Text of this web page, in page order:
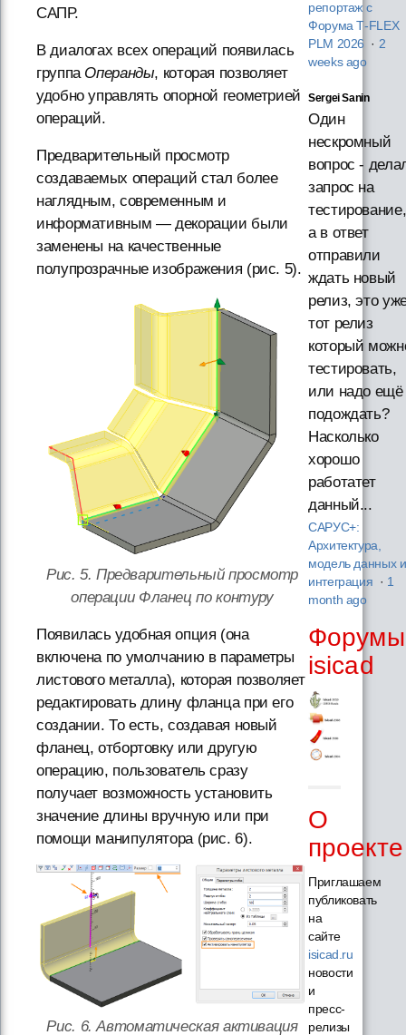
САПР.
В диалогах всех операций появилась
группа Операнды, которая позволяет
удобно управлять опорной геометрией
операций.
Предварительный просмотр
создаваемых операций стал более
наглядным, современным и
информативным — декорации были
заменены на качественные
полупрозрачные изображения (рис. 5).
Рис. 5. Предварительный просмотр
операции Фланец по контуру
Появилась удобная опция (она
включена по умолчанию в параметры
листового металла), которая позволяет
редактировать длину фланца при его
создании. То есть, создавая новый
фланец, отбортовку или другую
операцию, пользователь сразу
получает возможность установить
значение длины вручную или при
помощи манипулятора (рис. 6).
Рис. 6. Автоматическая активация
репортаж с
Форума T‑FLEX
PLM 2026 · 2
weeks ago
Sergei Sanin
Один
нескромный
вопрос -
запрос на
тестирование,
а в ответ
отправили
ждать новый
релиз, это
тот релиз
который
тестировать,
или надо ещё
подождать?
Насколько
хорошо
работатет
данный...
САРУС+:
Архитектура,
модель данных и
интеграция · 1
month ago
Форумы
isicad
О
проекте
Приглашаем
публиковать
на
сайте
isicad.ru
новости
и
пресс-
релизы